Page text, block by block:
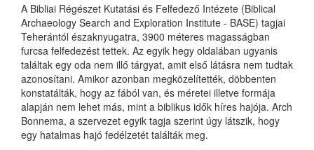
A Bibliai Régészet Kutatási és Felfedező Intézete (Biblical
Archaeology Search and Exploration Institute - BASE) tagjai
Teherántól északnyugatra, 3900 méteres magasságban
furcsa felfedezést tettek. Az egyik hegy oldalában ugyanis
találtak egy oda nem illő tárgyat, amit első látásra nem tudtak
azonosítani. Amikor azonban megközelítették, döbbenten
konstatálták, hogy az fából van, és méretei illetve formája
alapján nem lehet más, mint a biblikus idők híres hajója. Arch
Bonnema, a szervezet egyik tagja szerint úgy látszik, hogy
egy hatalmas hajó fedélzetét találták meg.